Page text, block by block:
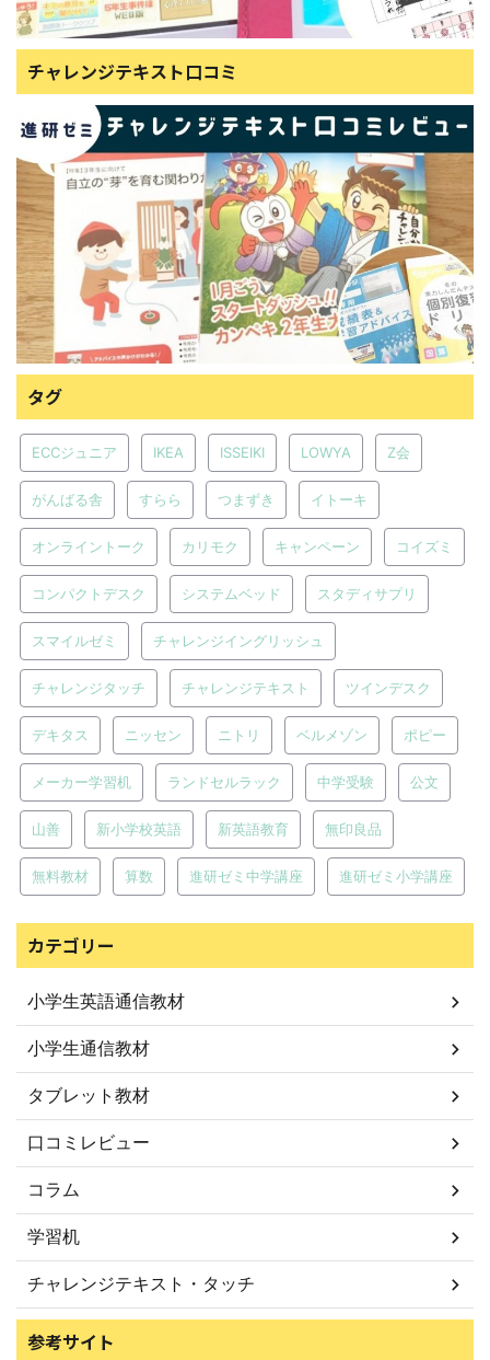
チャレンジテキスト口コミ
タグ
ECCジュニア IKEA ISSEIKI LOWYA Z会
がんばる舎 すらら つまずき イトーキ
オンライントーク カリモク キャンペーン コイズミ
コンパクトデスク システムベッド スタディサプリ
スマイルゼミ チャレンジイングリッシュ
チャレンジタッチ チャレンジテキスト ツインデスク
デキタス ニッセン ニトリ ベルメゾン ポピー
メーカー学習机 ランドセルラック 中学受験 公文
山善 新小学校英語 新英語教育 無印良品
無料教材 算数 進研ゼミ中学講座 進研ゼミ小学講座
カテゴリー
小学生英語通信教材
小学生通信教材
タブレット教材
口コミレビュー
コラム
学習机
チャレンジテキスト・タッチ
参考サイト